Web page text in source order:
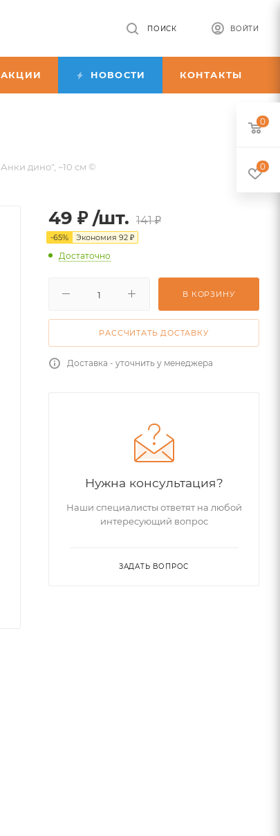
ВОЙТИ
ПОИСК
АКЦИИ НОВОСТИ КОНТАКТЫ
дино", ~10 см ©
49 ₽ /шт. 141 ₽
-65% Экономия 92 ₽
Достаточно
В КОРЗИНУ
РАССЧИТАТЬ ДОСТАВКУ
Доставка - уточнить у менеджера
Нужна консультация?
Наши специалисты ответят на любой
интересующий вопрос
ЗАДАТЬ ВОПРОС
0
0